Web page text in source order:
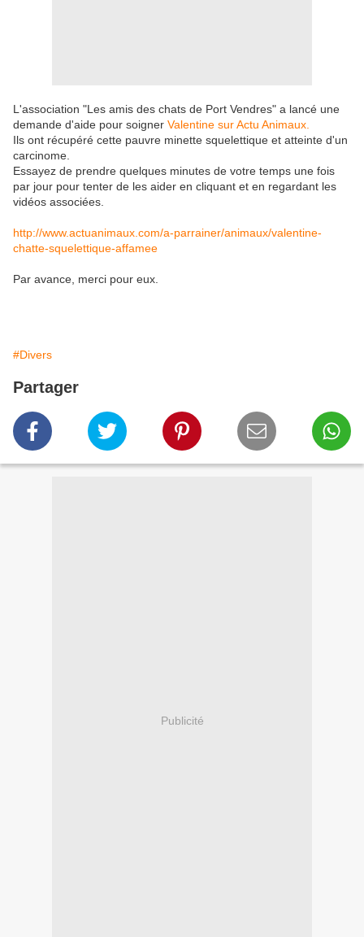
L'association "Les amis des chats de Port Vendres" a lancé une
demande d'aide pour soigner Valentine sur Actu Animaux.
Ils ont récupéré cette pauvre minette squelettique et atteinte d'un
carcinome.
Essayez de prendre quelques minutes de votre temps une fois
par jour pour tenter de les aider en cliquant et en regardant les
vidéos associées.
http://www.actuanimaux.com/a-parrainer/animaux/valentine-
chatte-squelettique-affamee
Par avance, merci pour eux.
#Divers
Partager
Publicité